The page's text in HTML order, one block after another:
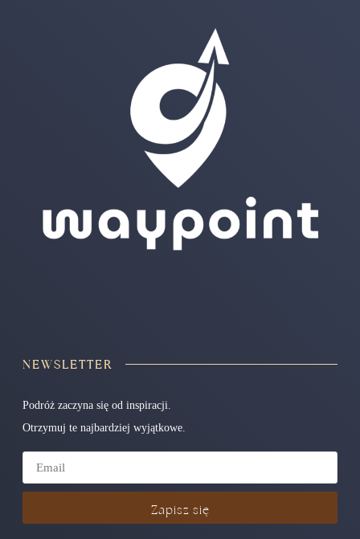
NEWSLETTER
Podróż zaczyna się od inspiracji.
Otrzymuj te najbardziej wyjątkowe.
Zapisz się